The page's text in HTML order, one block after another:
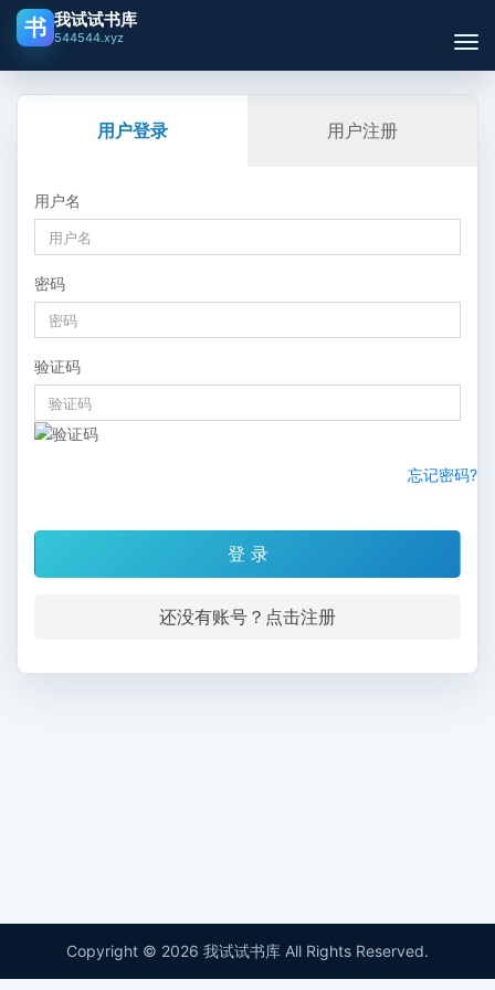
切
换
书 我试试书库
544544.xyz
用户登录 用户注册
用户名
密码
验证码
忘记密码?
登 录
还没有账号？点击注册
Copyright © 2026 我试试书库 All Rights Reserved.